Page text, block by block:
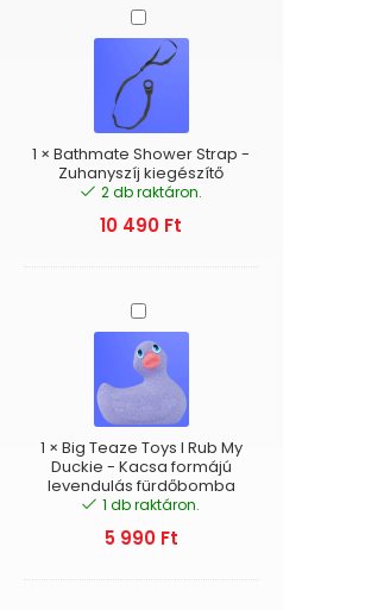
Bathmate
Shower
Strap
-
Zuhanyszíj
kiegészítő
1 ×Bathmate Shower Strap -
Zuhanyszíj kiegészítő
2 db raktáron.
10 490 Ft
Big
Teaze
Toys
I
Rub
My
Duckie
-
Kacsa
formájú
levendulás
1 × Big Teaze Toys I Rub My
Duckie - Kacsa formájú
levendulás fürdőbomba
1 db raktáron.
5 990 Ft